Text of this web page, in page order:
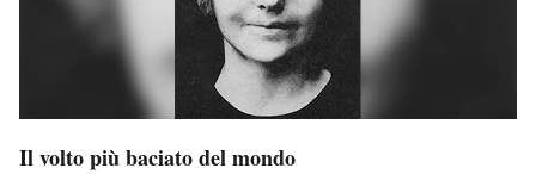
Il volto più baciato del mondo